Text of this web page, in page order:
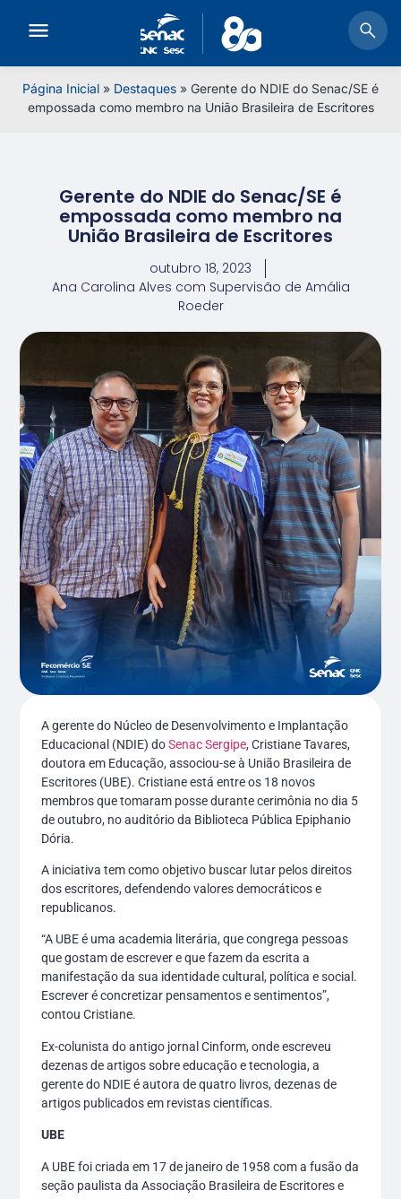
Página Inicial » Destaques » Gerente do NDIE do Senac/SE é
empossada como membro na União Brasileira de Escritores
Gerente do NDIE do Senac/SE é
empossada como membro na
União Brasileira de Escritores
outubro 18, 2023
Ana Carolina Alves com Supervisão de Amália
Roeder
A gerente do Núcleo de Desenvolvimento e Implantação
Educacional (NDIE) doSenac Sergipe, Cristiane Tavares,
doutora em Educação, associou-se à União Brasileira de
Escritores (UBE). Cristiane está entre os 18 novos
membros que tomaram posse durante cerimônia no dia 5
de outubro, no auditório da Biblioteca Pública Epiphanio
Dória.
A iniciativa tem como objetivo buscar lutar pelos direitos
dos escritores, defendendo valores democráticos e
republicanos.
“A UBE é uma academia literária, que congrega pessoas
que gostam de escrever e que fazem da escrita a
manifestação da sua identidade cultural, política e social.
Escrever é concretizar pensamentos e sentimentos”,
contou Cristiane.
Ex-colunista do antigo jornal Cinform, onde escreveu
dezenas de artigos sobre educação e tecnologia, a
gerente do NDIE é autora de quatro livros, dezenas de
artigos publicados em revistas científicas.
UBE
A UBE foi criada em 17 de janeiro de 1958 com a fusão da
seção paulista da Associação Brasileira de Escritores e